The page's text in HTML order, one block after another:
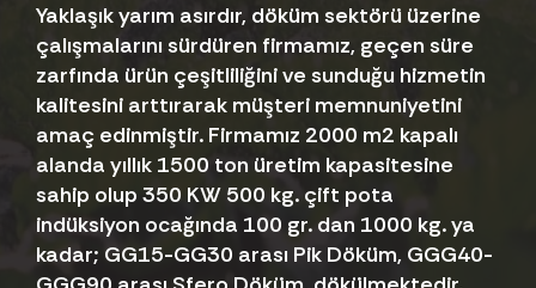
Yaklaşık yarım asırdır, döküm sektörü üzerine
çalışmalarını sürdüren firmamız, geçen süre
zarfında ürün çeşitliliğini ve sunduğu hizmetin
kalitesini arttırarak müşteri memnuniyetini
amaç edinmiştir. Firmamız 2000 m2 kapalı
alanda yıllık 1500 ton üretim kapasitesine
sahip olup 350 KW 500 kg. çift pota
indüksiyon ocağında 100 gr. dan 1000 kg. ya
kadar; GG15-GG30 arası Pik Döküm, GGG40-